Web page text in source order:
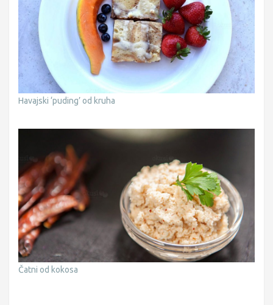
Havajski ‘puding’ od kruha
Čatni od kokosa